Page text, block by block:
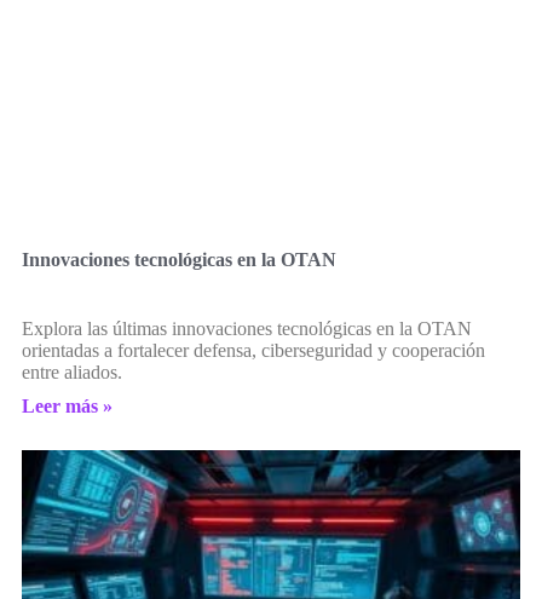
Innovaciones tecnológicas en la OTAN
Explora las últimas innovaciones tecnológicas en la OTAN
orientadas a fortalecer defensa, ciberseguridad y cooperación
entre aliados.
Leer más »